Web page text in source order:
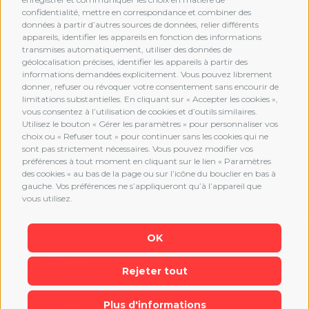
confidentialité, mettre en correspondance et combiner des
données à partir d’autres sources de données, relier différents
appareils, identifier les appareils en fonction des informations
transmises automatiquement, utiliser des données de
géolocalisation précises, identifier les appareils à partir des
informations demandées explicitement. Vous pouvez librement
donner, refuser ou révoquer votre consentement sans encourir de
limitations substantielles. En cliquant sur « Accepter les cookies »,
vous consentez à l’utilisation de cookies et d’outils similaires.
Utilisez le bouton « Gérer les paramètres » pour personnaliser vos
choix ou « Refuser tout » pour continuer sans les cookies qui ne
sont pas strictement nécessaires. Vous pouvez modifier vos
préférences à tout moment en cliquant sur le lien « Paramètres
des cookies » au bas de la page ou sur l’icône du bouclier en bas à
gauche. Vos préférences ne s’appliqueront qu’à l’appareil que
vous utilisez.
OK
Rejeter tout
Plus d'informations
MEMBERSHIP